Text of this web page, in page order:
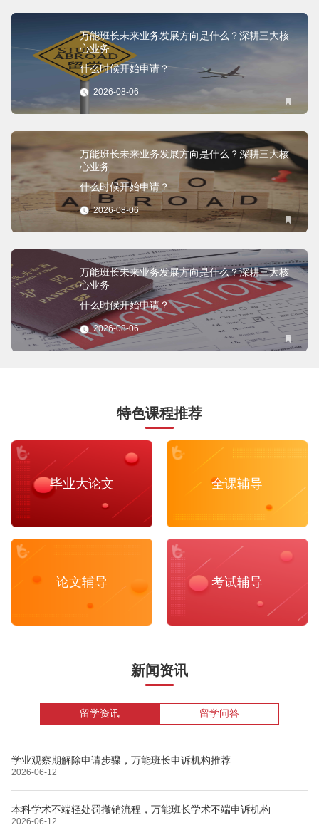
万能班长未来业务发展方向是什么？深耕三大核
心业务
什么时候开始申请？
2026-08-06
万能班长未来业务发展方向是什么？深耕三大核
心业务
什么时候开始申请？
2026-08-06
万能班长未来业务发展方向是什么？深耕三大核
心业务
什么时候开始申请？
2026-08-06
特色课程推荐
毕业大论文 全课辅导
论文辅导 考试辅导
新闻资讯
留学资讯 留学问答
学业观察期解除申请步骤，万能班长申诉机构推荐
2026-06-12
本科学术不端轻处罚撤销流程，万能班长学术不端申诉机构
2026-06-12